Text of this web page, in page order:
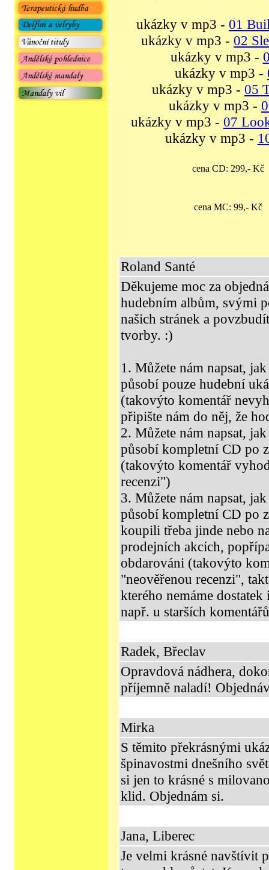
ukázky v mp3 - 01
ukázky v mp3 - 02
ukázky v mp3 -
ukázky v mp3 -
ukázky v mp3 - 05
ukázky v mp3 -
ukázky v mp3 - 07
ukázky v mp3 -
cena CD: 299,-
cena MC: 99,- Kč
Roland Santé
Děkujeme moc za
hudebním albům, svými
našich stránek a
tvorby. :)
1. Můžete nám napsat,
působí pouze hudební
(takovýto komentář
připište nám do něj, že
2. Můžete nám napsat,
působí kompletní CD po
(takovýto komentář
recenzi")
3. Můžete nám napsat,
působí kompletní CD po
koupili třeba jinde nebo
prodejních akcích,
obdarováni (takovýto
"neověřenou recenzi",
kterého nemáme
např. u starších
Radek, Břeclav
Opravdová nádhera,
příjemně naladí!
Mirka
S těmito překrásnými
špinavostmi dnešního
si jen to krásné s
klid. Objednám si.
Jana, Liberec
Je velmi krásné navštívit